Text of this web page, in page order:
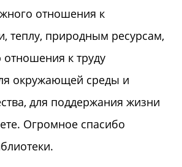
отношения к
теплу, природным ресурсам,
отношения к труду
окружающей среды и
для поддержания жизни
Огромное спасибо